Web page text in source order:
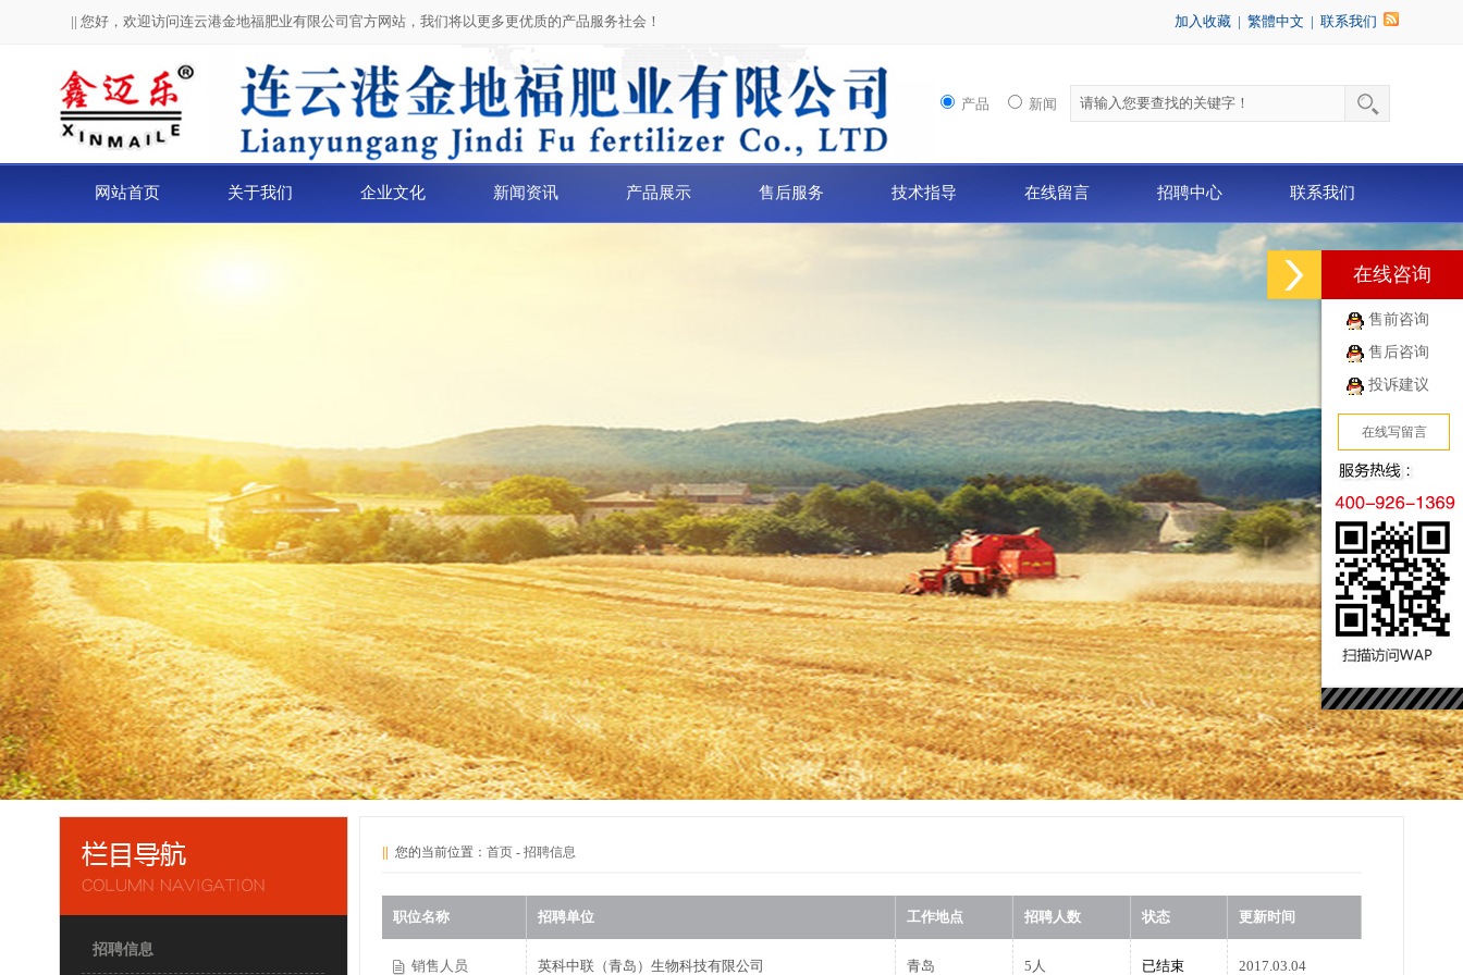
|| 您好，欢迎访问连云港金地福肥业有限公司官方网站，我们将以更多更优质的产品服务社会！ 加入收藏 | 繁體中文 | 联系我们
产品 新闻
网站首页 关于我们 企业文化 新闻资讯 产品展示 售后服务 技术指导 在线留言 招聘中心 联系我们
招聘信息
您的当前位置： 首页 - 招聘信息
职位名称 招聘单位 工作地点 招聘人数 状态 更新时间
销售人员 英科中联（青岛）生物科技有限公司 青岛 5人 已结束 2017.03.04
在线咨询
售前咨询
售后咨询
投诉建议
在线写留言